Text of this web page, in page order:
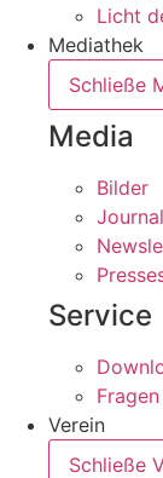
Licht
Mediathek
Schließe
Media
Bilder
Journal
Service
Verein
Schließe